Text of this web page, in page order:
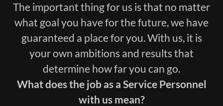
The important thing for us is that no matter
what goal you have for the future, we have
guaranteed a place for you. With us, it is
your own ambitions and results that
determine how far you can go.
What does the job as a Service Personnel
with us mean?